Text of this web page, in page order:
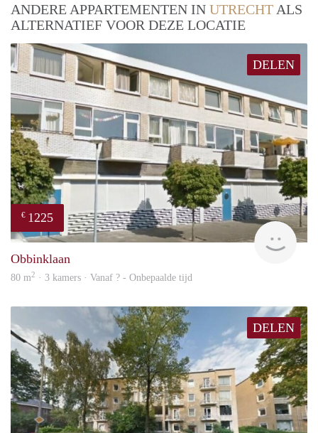
ANDERE APPARTEMENTEN IN UTRECHT ALS
ALTERNATIEF VOOR DEZE LOCATIE
DELEN
€ 1225
rent
Obbinklaan
80 m2 · 3 kamers · Vanaf ? - Onbepaalde tijd
DELEN